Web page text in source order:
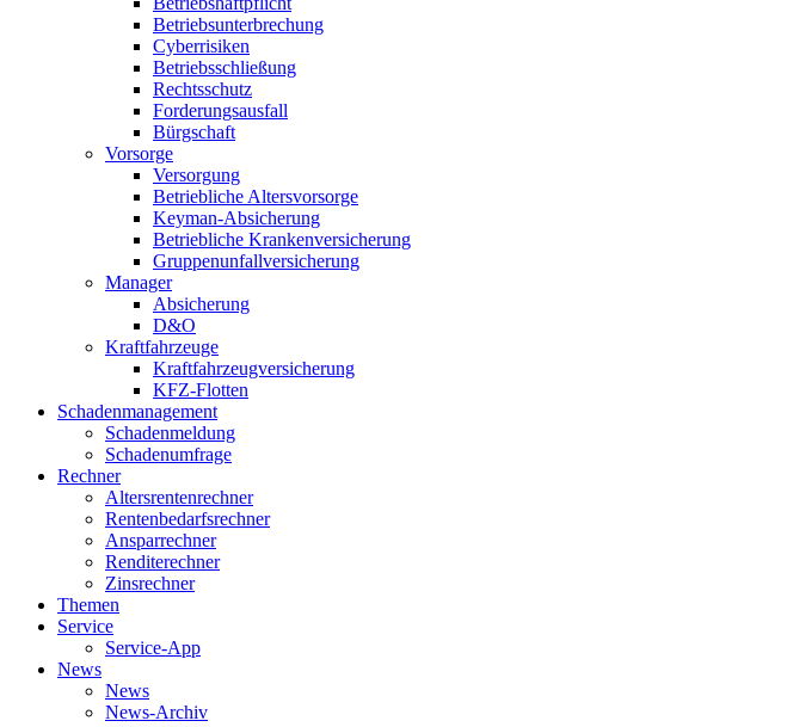
Betriebsunterbrechung
Cyberrisiken
Betriebsschließung
Rechtsschutz
Forderungsausfall
Bürgschaft
Vorsorge
Versorgung
Betriebliche Altersvorsorge
Keyman-Absicherung
Betriebliche Krankenversicherung
Gruppenunfallversicherung
Manager
Absicherung
D&O
Kraftfahrzeuge
Kraftfahrzeugversicherung
KFZ-Flotten
Schadenmanagement
Schadenmeldung
Schadenumfrage
Rechner
Altersrentenrechner
Rentenbedarfsrechner
Ansparrechner
Renditerechner
Zinsrechner
Themen
Service
Service-App
News
News
News-Archiv